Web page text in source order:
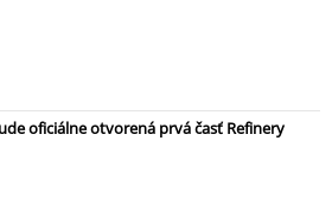
oficiálne otvorená prvá časť Refinery